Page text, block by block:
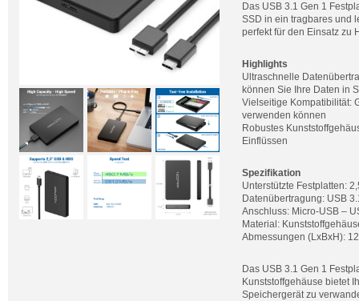
Das USB 3.1 Gen 1
SSD in ein tragbares und
perfekt für den Einsatz zu
Highlights
Ultraschnelle
können Sie Ihre Daten in
Vielseitige Kompatibilität:
verwenden können
Robustes
Einflüssen
Spezifikation
Unterstützte Festplatten:
Datenübertragung: USB
Anschluss: Micro-USB –
Material:
Abmessungen (LxBxH):
Das USB 3.1 Gen 1
Kunststoffgehäuse bietet
Speichergerät zu